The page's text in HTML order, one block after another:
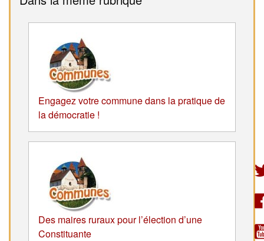
Engagez votre commune dans la pratique de
la démocratie !
Des maires ruraux pour l’élection d’une
Constituante